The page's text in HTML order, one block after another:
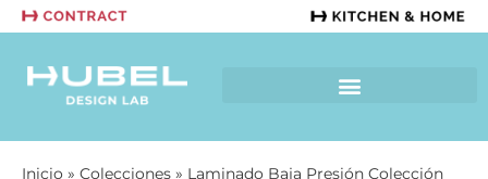
Inicio » Colecciones » Laminado Baja Presión Colección